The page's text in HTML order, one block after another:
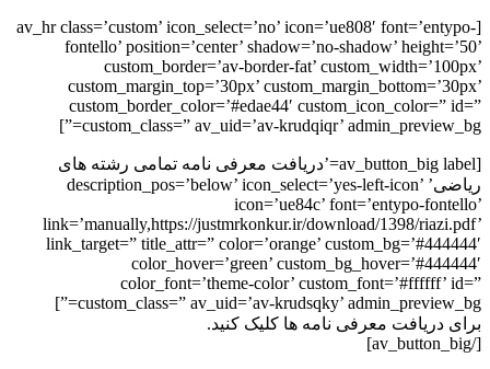
[av_hr class=’custom’ icon_select=’no’ icon=’ue808′ font=’entypo-
fontello’ position=’center’ shadow=’no-shadow’ height=’50’
custom_border=’av-border-fat’ custom_width=’100px’
custom_margin_top=’30px’ custom_margin_bottom=’30px’
custom_border_color=’#edae44′ custom_icon_color=” id=”
custom_class=” av_uid=’av-krudqiqr’ admin_preview_bg=”]
[av_button_big label=’دریافت معرفی نامه تمامی رشته های
ریاضی’ description_pos=’below’ icon_select=’yes-left-icon’
icon=’ue84c’ font=’entypo-fontello’
link=’manually,https://justmrkonkur.ir/download/1398/riazi.pdf’
link_target=” title_attr=” color=’orange’ custom_bg=’#444444′
color_hover=’green’ custom_bg_hover=’#444444′
color_font=’theme-color’ custom_font=’#ffffff’ id=”
custom_class=” av_uid=’av-krudsqky’ admin_preview_bg=”]
برای دریافت معرفی نامه ها کلیک کنید.
[/av_button_big]